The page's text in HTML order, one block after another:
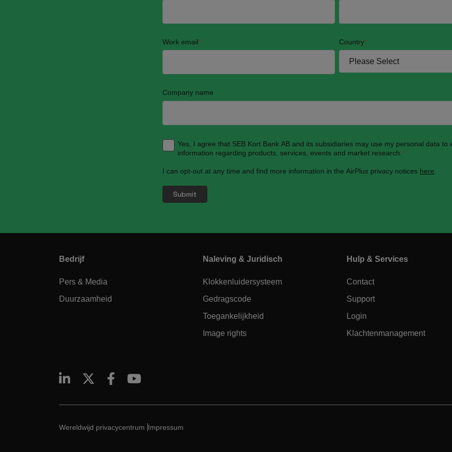
Work email* Country*
Company name
Yes, I agree that SEB Kort Bank AB and its subsidiaries may use my personal data to
information regarding products, services, events and market research. *
I can opt-out at any time and find more information in the AirPlus privacy notices here
Bedrijf
Pers & Media
Duurzaamheid
Naleving & Juridisch
Klokkenluidersysteem
Gedragscode
Toegankelijkheid
Image rights
Hulp & Services
Contact
Support
Login
Klachtenmanagement
Wereldwijd privacycentrum Impressum